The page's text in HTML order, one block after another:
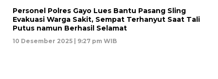
Personel Polres Gayo Lues Bantu Pasang Sling
Evakuasi Warga Sakit, Sempat Terhanyut Saat Tali
Putus namun Berhasil Selamat
10 Desember 2025 | 9:27 pm WIB